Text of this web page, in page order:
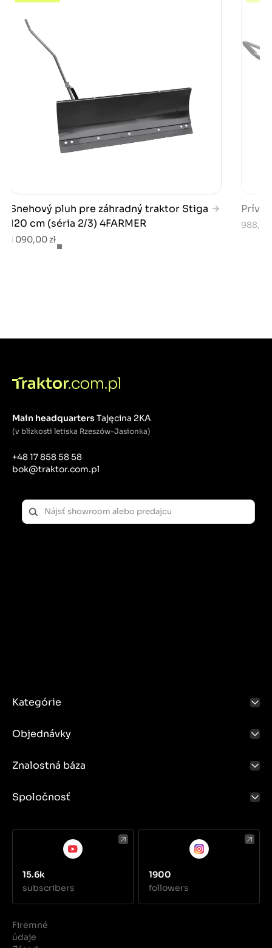
Snehový pluh pre záhradný traktor Stiga
120 cm (séria 2/3) 4FARMER
1 090,00 zł
988,00
Main headquartersTajęcina 2KA
(v blízkosti letiska Rzeszów-Jasionka)
+48 17 858 58 58
bok@traktor.com.pl
Kategórie
Objednávky
Znalostná báza
Spoločnosť
15.6k
subscribers
1900
followers
Firemné
údaje